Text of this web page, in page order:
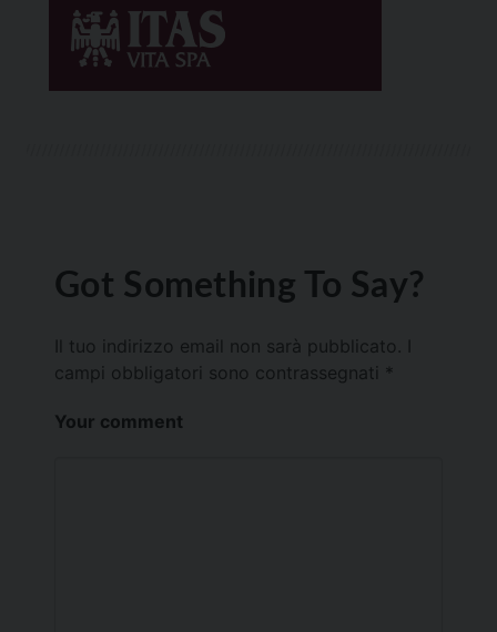
Got Something To Say?
Il tuo indirizzo email non sarà pubblicato.
campi obbligatori sono contrassegnati *
Your comment